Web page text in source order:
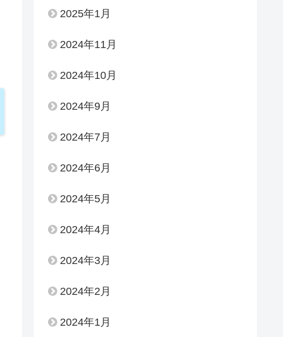
2025年1月
2024年11月
2024年10月
2024年9月
2024年7月
2024年6月
2024年5月
2024年4月
2024年3月
2024年2月
2024年1月